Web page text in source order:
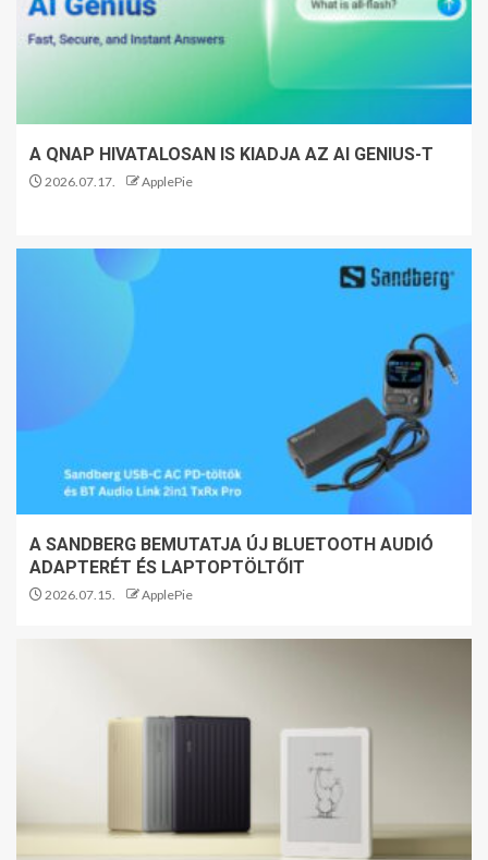
A QNAP HIVATALOSAN IS KIADJA AZ AI GENIUS-T
2026.07.17. ApplePie
A SANDBERG BEMUTATJA ÚJ BLUETOOTH AUDIÓ
ADAPTERÉT ÉS LAPTOPTÖLTŐIT
2026.07.15. ApplePie